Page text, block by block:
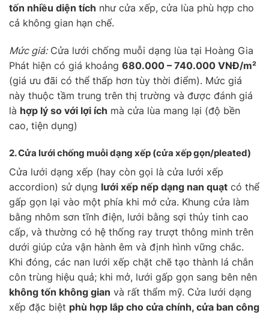
tốn nhiều diện tích như cửa xếp, cửa lùa phù hợp cho
cả không gian hạn chế.
Mức giá:Cửa lưới chống muỗi dạng lùa tại Hoàng Gia
Phát hiện có giá khoảng 680.000 – 740.000 VNĐ/m²
(giá ưu đãi có thể thấp hơn tùy thời điểm). Mức giá
này thuộc tầm trung trên thị trường và được đánh giá
là hợp lý so với lợi ích mà cửa lùa mang lại (độ bền
cao, tiện dụng)
2. Cửa lưới chống muỗidạng xếp (cửa xếp gọn/pleated)
Cửa lưới dạng xếp (hay còn gọi là cửa lưới xếp
accordion) sử dụng lưới xếp nếp dạng nan quạt có thể
gấp gọn lại vào một phía khi mở cửa. Khung cửa làm
bằng nhôm sơn tĩnh điện, lưới bằng sợi thủy tinh cao
cấp, và thường có hệ thống ray trượt thông minh trên
dưới giúp cửa vận hành êm và định hình vững chắc.
Khi đóng, các nan lưới xếp chặt chẽ tạo thành lá chắn
côn trùng hiệu quả; khi mở, lưới gấp gọn sang bên nên
không tốn không gian và rất thẩm mỹ. Cửa lưới dạng
xếp đặc biệt phù hợp lắp cho cửa chính, cửa ban công